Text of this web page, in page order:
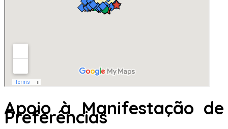
Apoio à Manifestação de
Preferências